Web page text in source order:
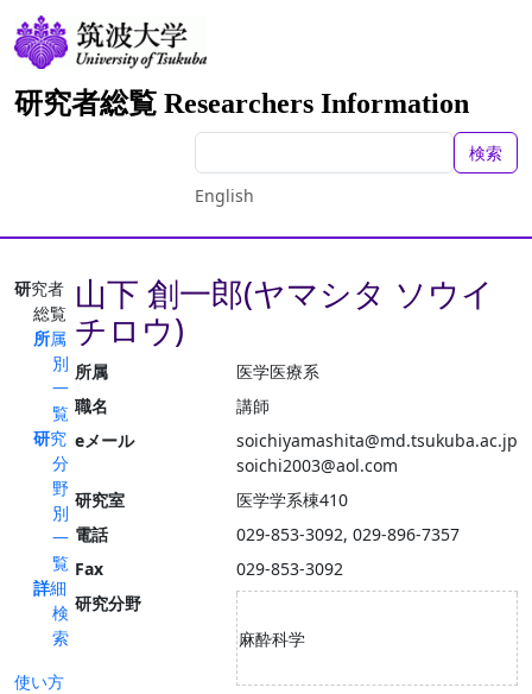
研究者総覧 Researchers Information
検索
English
研究者
総覧
所属
別
一
覧
研究
分
野
別
一
覧
詳細
検
索
使い方
山下 創一郎(ヤマシタ ソウイ
チロウ)
所属
医学医療系
職名
講師
eメール
soichiyamashita@md.tsukuba.ac.jp
soichi2003@aol.com
研究室
医学学系棟410
電話
029-853-3092, 029-896-7357
Fax
029-853-3092
研究分野
麻酔科学